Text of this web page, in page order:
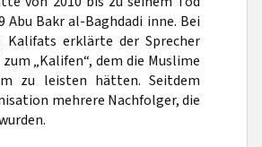
Abu Bakr al-Baghdadi inne. Bei
Kalifats erklärte der Sprecher
„Kalifen“, dem die Muslime
zu leisten hätten. Seitdem
mehrere Nachfolger, die